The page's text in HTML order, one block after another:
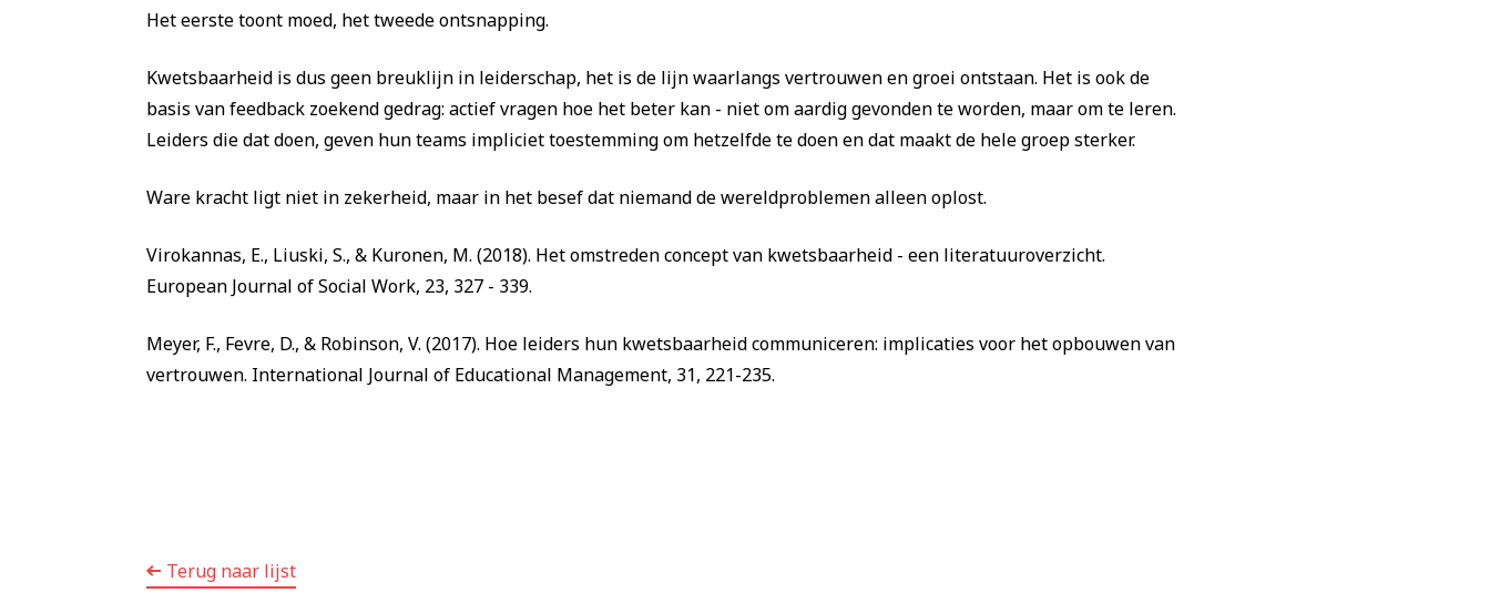
Het eerste toont moed, het tweede ontsnapping.
Kwetsbaarheid is dus geen breuklijn in leiderschap, het is de lijn waarlangs vertrouwen en groei ontstaan. Het is ook de
basis van feedback zoekend gedrag: actief vragen hoe het beter kan - niet om aardig gevonden te worden, maar om te leren.
Leiders die dat doen, geven hun teams impliciet toestemming om hetzelfde te doen en dat maakt de hele groep sterker.
Ware kracht ligt niet in zekerheid, maar in het besef dat niemand de wereldproblemen alleen oplost.
Virokannas, E., Liuski, S., & Kuronen, M. (2018). Het omstreden concept van kwetsbaarheid - een literatuuroverzicht.
European Journal of Social Work, 23, 327 - 339.
Meyer, F., Fevre, D., & Robinson, V. (2017). Hoe leiders hun kwetsbaarheid communiceren: implicaties voor het opbouwen van
vertrouwen. International Journal of Educational Management, 31, 221-235.
Terug naar lijst